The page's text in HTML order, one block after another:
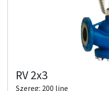
RV 2x3
Szereg: 200 line